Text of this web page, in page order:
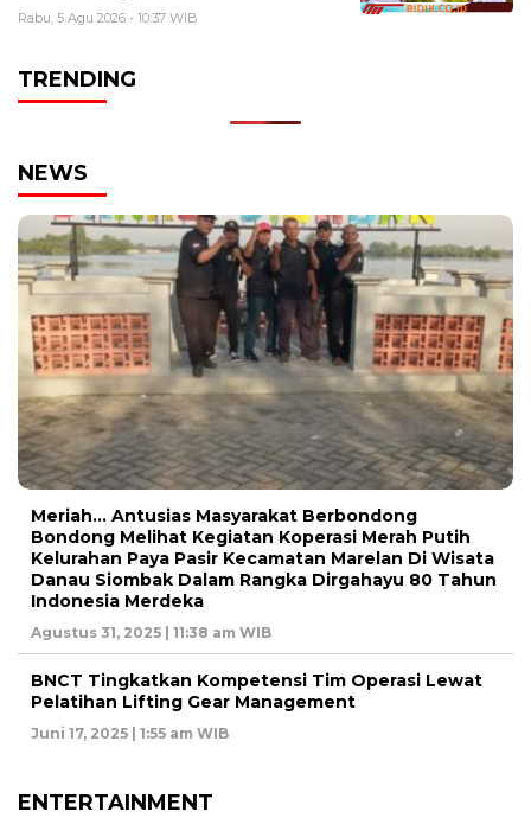
Rabu, 5 Agu 2026 - 10:37 WIB
TRENDING
NEWS
Meriah… Antusias Masyarakat Berbondong
Bondong Melihat Kegiatan Koperasi Merah Putih
Kelurahan Paya Pasir Kecamatan Marelan Di Wisata
Danau Siombak Dalam Rangka Dirgahayu 80 Tahun
Indonesia Merdeka
Agustus 31, 2025 | 11:38 am WIB
BNCT Tingkatkan Kompetensi Tim Operasi Lewat
Pelatihan Lifting Gear Management
Juni 17, 2025 | 1:55 am WIB
ENTERTAINMENT